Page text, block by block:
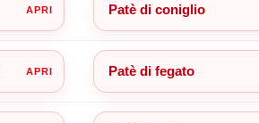
Patè di coniglio
Patè di fegato